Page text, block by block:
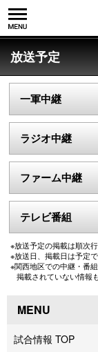
放送予定
一軍中継
ラジオ中継
ファーム中継
テレビ番組
※放送予定の掲載は順次行
※放送日、掲載日は予定
※関西地区での中継・番
掲載されていない情報
MENU
試合情報 TOP